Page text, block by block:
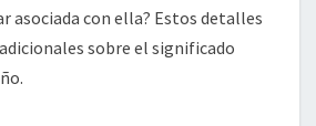
asociada con ella? Estos detalles
sobre el significado